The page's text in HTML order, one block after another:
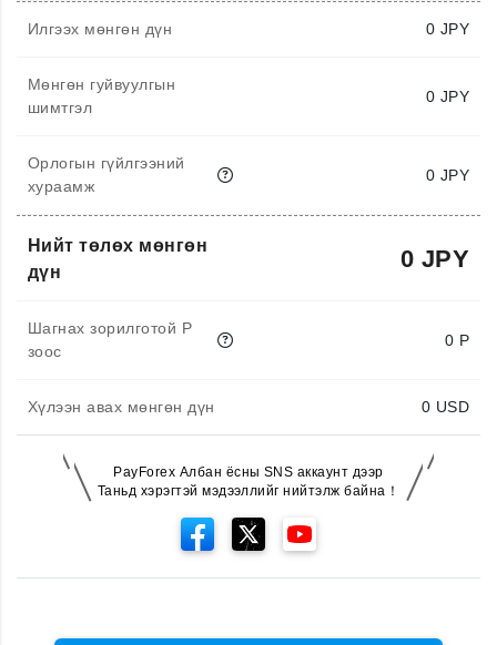
Илгээх мөнгөн дүн 0 JPY
Мөнгөн гуйвуулгын
шимтгэл
0 JPY
Орлогын гүйлгээний
хураамж
0 JPY
Нийт төлөх мөнгөн
дүн
0 JPY
Шагнах зорилготой P
зоос
0 P
Хүлээн авах мөнгөн дүн 0 USD
PayForex Албан ёсны SNS аккаунт дээр
Таньд хэрэгтэй мэдээллийг нийтэлж байна！